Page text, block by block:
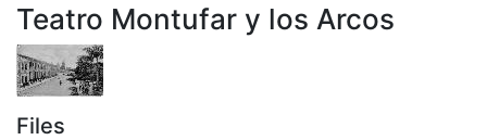
Teatro Montufar y los Arcos
Files